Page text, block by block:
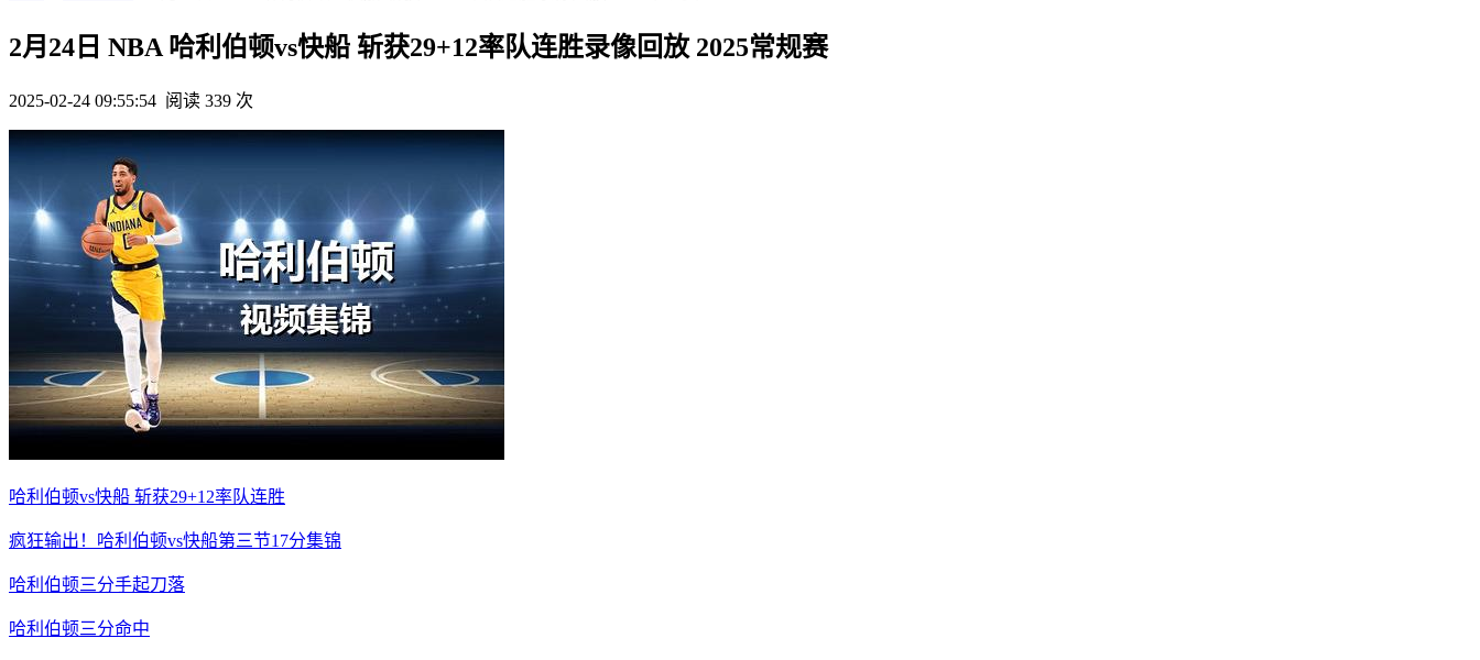
2月24日 NBA 哈利伯顿vs快船 斩获29+12率队连胜录像回放 2025常规赛
2025-02-24 09:55:54 阅读 339 次
哈利伯顿vs快船 斩获29+12率队连胜
疯狂输出！哈利伯顿vs快船第三节17分集锦
哈利伯顿三分手起刀落
哈利伯顿三分命中